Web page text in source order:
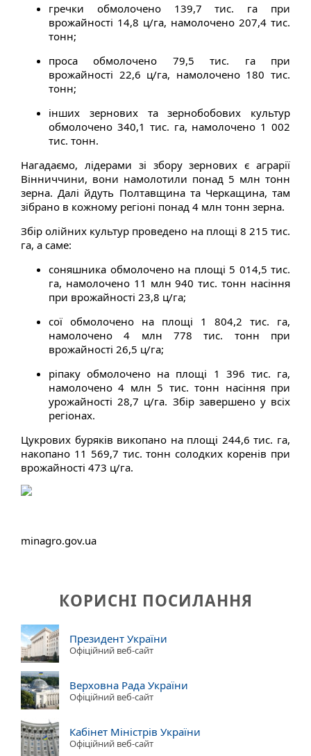
гречки обмолочено 139,7 тис. га при
врожайності 14,8 ц/га, намолочено 207,4 тис.
тонн;
проса обмолочено 79,5 тис. га при
врожайності 22,6 ц/га, намолочено 180 тис.
тонн;
інших зернових та зернобобових культур
обмолочено 340,1 тис. га, намолочено 1 002
тис. тонн.
Нагадаємо, лідерами зі збору зернових є аграрії
Вінниччини, вони намолотили понад 5 млн тонн
зерна. Далі йдуть Полтавщина та Черкащина, там
зібрано в кожному регіоні понад 4 млн тонн зерна.
Збір олійних культур проведено на площі 8 215 тис.
га, а саме:
соняшника обмолочено на площі 5 014,5 тис.
га, намолочено 11 млн 940 тис. тонн насіння
при врожайності 23,8 ц/га;
сої обмолочено на площі 1 804,2 тис. га,
намолочено 4 млн 778 тис. тонн при
врожайності 26,5 ц/га;
ріпаку обмолочено на площі 1 396 тис. га,
намолочено 4 млн 5 тис. тонн насіння при
урожайності 28,7 ц/га. Збір завершено у всіх
регіонах.
Цукрових буряків викопано на площі 244,6 тис. га,
накопано 11 569,7 тис. тонн солодких коренів при
врожайності 473 ц/га.
minagro.gov.ua
КОРИСНІ ПОСИЛАННЯ
Президент України
Офіційний веб-сайт
Верховна Рада України
Офіційний веб-сайт
Кабінет Міністрів України
Офіційний веб-сайт